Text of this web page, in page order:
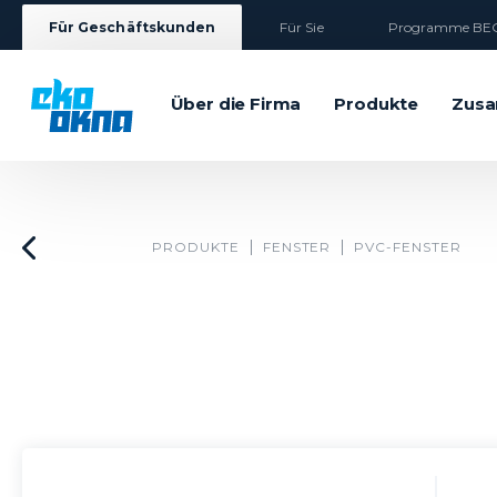
Für Geschäftskunden Für Sie Programme
Über die Firma Produkte
PRODUKTE FENSTER PVC-FENSTER